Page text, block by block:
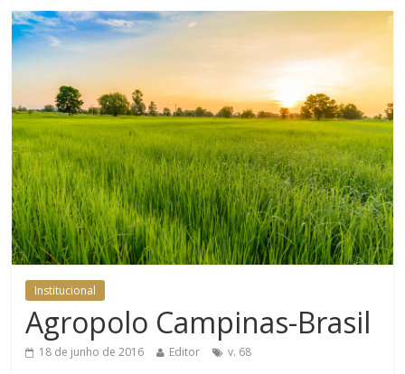
Institucional
Agropolo Campinas-Brasil
18 de junho de 2016 Editor v. 68